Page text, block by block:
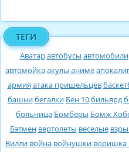
ТЕГИ
Аватаравтобусы автомобили
автомойкаакулы аниме
армия атака пришельцев
башнибегалки Бен 10бильярд
больница Бомберы Бомж
Бэтмен вертолеты веселые
Вилли война войнушки воришка